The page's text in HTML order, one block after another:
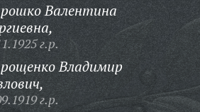
Валентина
г.р.
Владимир
г.р.